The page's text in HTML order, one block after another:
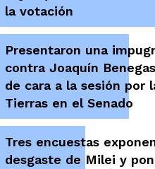
la votación
Presentaron una
contra Joaquín
de cara a la sesión por
Tierras en el Senado
Tres encuestas
desgaste de Milei y